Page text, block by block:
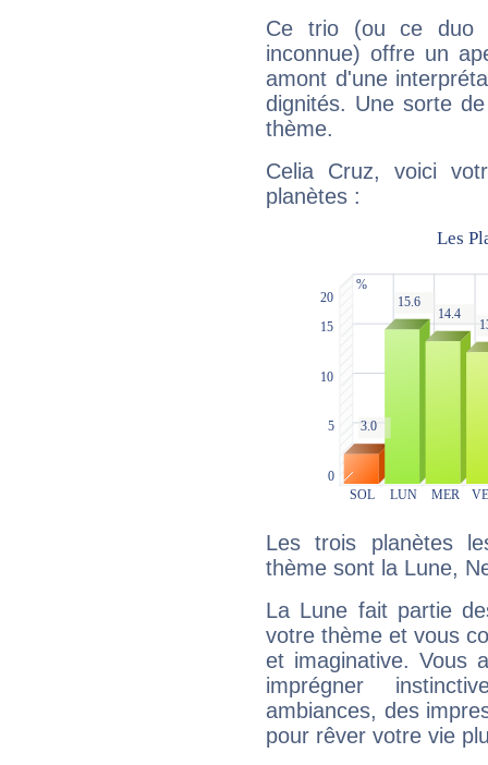
Ce trio (ou ce duo
inconnue) offre un
amont d'une
dignités. Une sorte
thème.
Celia Cruz, voici
planètes :
Les trois planètes
thème sont la Lune,
La Lune fait partie
votre thème et vous
et imaginative. Vous
imprégner
ambiances, des
pour rêver votre vie